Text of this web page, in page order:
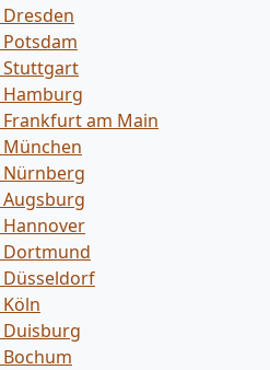
Stuttgart
am Main
Nürnberg
Dortmund